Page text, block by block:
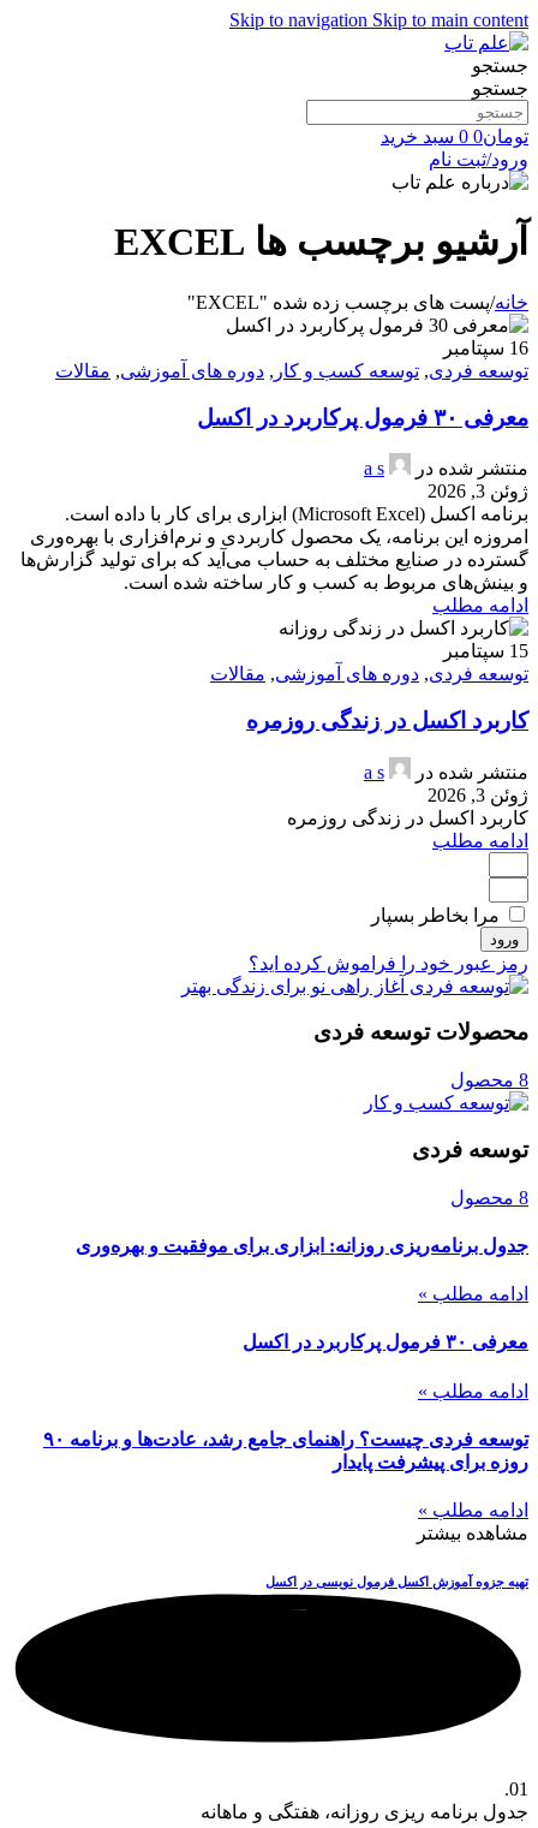
Skip to navigation Skip to main content
جستجو
جستجو
تومان0
0 سبد خرید
ورود/ثبت نام
آرشیو برچسب ها EXCEL
خانه/پست های برچسب زده شده "EXCEL"
16 سپتامبر
توسعه فردی, توسعه کسب و کار , دوره های آموزشی, مقالات
معرفی ۳۰ فرمول پرکاربرد در اکسل
منتشر شده در
a s
ژوئن 3, 2026
برنامه اکسل (Microsoft Excel) ابزاری برای کار با داده است.
امروزه این برنامه، یک محصول کاربردی و نرم‌افزاری با بهره‌وری
گسترده در صنایع مختلف به حساب می‌آید که برای تولید گزارش‌ها
و بینش‌های مربوط به کسب و کار ساخته شده است.
ادامه مطلب
15 سپتامبر
توسعه فردی, دوره های آموزشی, مقالات
کاربرد اکسل در زندگی روزمره
منتشر شده در
a s
ژوئن 3, 2026
کاربرد اکسل در زندگی روزمره
ادامه مطلب
مرا بخاطر بسپار
ورود
رمز عبور خود را فراموش کرده اید؟
محصولات توسعه فردی
8 محصول
توسعه فردی
8 محصول
جدول برنامه‌ریزی روزانه: ابزاری برای موفقیت و بهره‌وری
ادامه مطلب »
معرفی ۳۰ فرمول پرکاربرد در اکسل
ادامه مطلب »
توسعه فردی چیست؟ راهنمای جامع رشد، عادت‌ها و برنامه ۹۰
روزه برای پیشرفت پایدار
ادامه مطلب »
مشاهده بیشتر
تهیه جزوه آموزش اکسل فرمول نویسی در اکسل
01.
جدول برنامه ریزی روزانه، هفتگی و ماهانه